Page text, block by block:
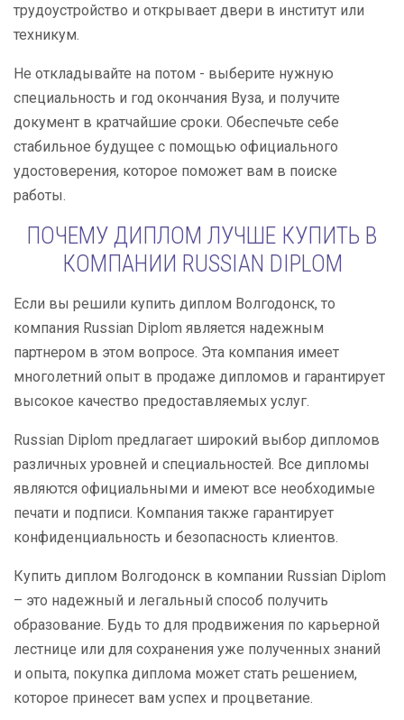
трудоустройство и открывает двери в институт или
техникум.
Не откладывайте на потом - выберите нужную
специальность и год окончания Вуза, и получите
документ в кратчайшие сроки. Обеспечьте себе
стабильное будущее с помощью официального
удостоверения, которое поможет вам в поиске
работы.
ПОЧЕМУ ДИПЛОМ ЛУЧШЕ КУПИТЬ В
КОМПАНИИ RUSSIAN DIPLOM
Если вы решили купить диплом Волгодонск, то
компания Russian Diplom является надежным
партнером в этом вопросе. Эта компания имеет
многолетний опыт в продаже дипломов и гарантирует
высокое качество предоставляемых услуг.
Russian Diplom предлагает широкий выбор дипломов
различных уровней и специальностей. Все дипломы
являются официальными и имеют все необходимые
печати и подписи. Компания также гарантирует
конфиденциальность и безопасность клиентов.
Купить диплом Волгодонск в компании Russian Diplom
– это надежный и легальный способ получить
образование. Будь то для продвижения по карьерной
лестнице или для сохранения уже полученных знаний
и опыта, покупка диплома может стать решением,
которое принесет вам успех и процветание.